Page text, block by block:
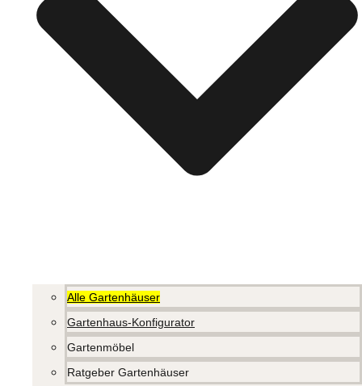
Alle Gartenhäuser
Gartenhaus-Konfigurator
Gartenmöbel
Ratgeber Gartenhäuser